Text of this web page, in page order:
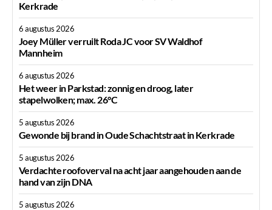
Kerkrade
6 augustus 2026
Joey Müller verruilt Roda JC voor SV Waldhof
Mannheim
6 augustus 2026
Het weer in Parkstad: zonnig en droog, later
stapelwolken; max. 26°C
5 augustus 2026
Gewonde bij brand in Oude Schachtstraat in Kerkrade
5 augustus 2026
Verdachte roofoverval na acht jaar aangehouden aan de
hand van zijn DNA
5 augustus 2026